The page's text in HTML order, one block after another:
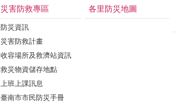
災害防救專區
防災資訊
災害防救計畫
收容場所及救濟站資訊
救災物資儲存地點
上班上課訊息
臺南市市民防災手冊
各里防災地圖